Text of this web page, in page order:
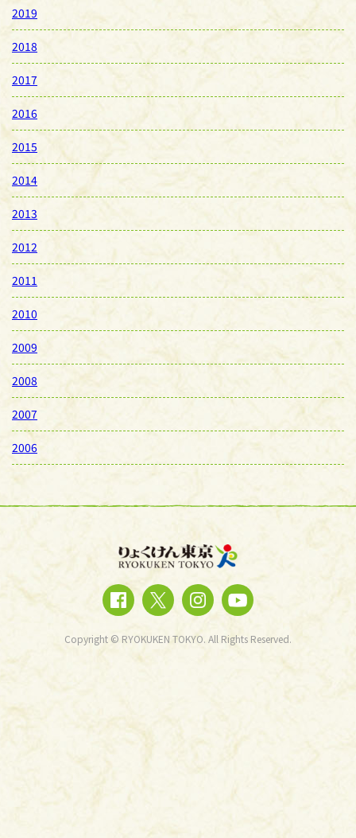
2019
2018
2017
2016
2015
2014
2013
2012
2011
2010
2009
2008
2007
2006
Copyright © RYOKUKEN TOKYO. All Rights Reserved.